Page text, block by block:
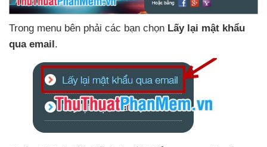
Trong menu bên phải các bạn chọn Lấy lại mật khẩu
qua email.